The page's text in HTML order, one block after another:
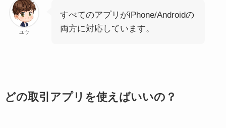
ユウ
すべてのアプリがiPhone/Androidの
両方に対応しています。
どの取引アプリを使えばいいの？